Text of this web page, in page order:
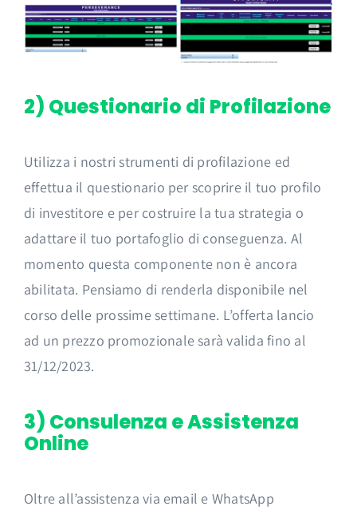
2) Questionario di Profilazione
Utilizza i nostri strumenti di profilazione ed
effettua il questionario per scoprire il tuo profilo
di investitore e per costruire la tua strategia o
adattare il tuo portafoglio di conseguenza. Al
momento questa componente non è ancora
abilitata. Pensiamo di renderla disponibile nel
corso delle prossime settimane. L’offerta lancio
ad un prezzo promozionale sarà valida fino al
31/12/2023.
3) Consulenza e Assistenza
Online
Oltre all’assistenza via email e WhatsApp